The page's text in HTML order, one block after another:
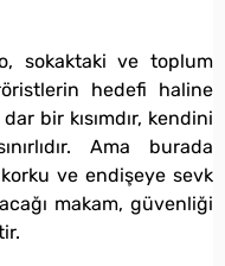
sokaktaki ve toplum
hedefi haline
bir kısımdır, kendini
Ama burada
ve endişeye sevk
makam, güvenliği